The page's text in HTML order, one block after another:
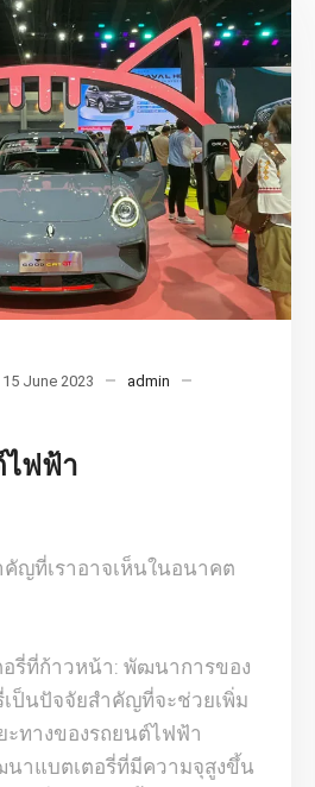
15 June 2023
admin
ฟฟ้า
ญที่เราอาจเห็นในอนาคต
อรี่ที่ก้าวหน้า: พัฒนาการของ
เป็นปัจจัยสำคัญที่จะช่วยเพิ่ม
ะทางของรถยนต์ไฟฟ้า
าแบตเตอรี่ที่มีความจุสูงขึ้น